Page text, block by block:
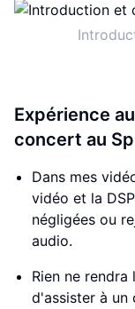
Expérience
concert au
Dans mes
vidéo et la
négligées ou
audio.
Rien ne
d'assister à un